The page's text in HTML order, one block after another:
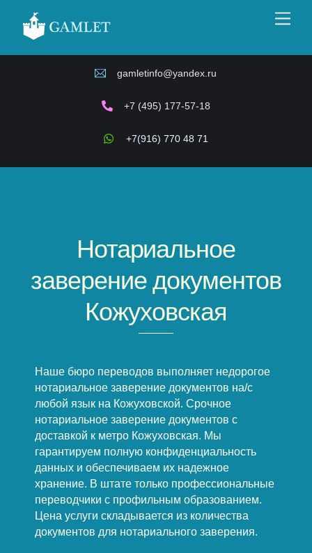
content
gamletinfo@yandex.ru
+7 (495) 177-57-18
+7(916) 770 48 71
Нотариальное
заверение документов
Кожуховская
Наше бюро переводов выполняет недорогое
нотариальное заверение документов на/с
любой язык на Кожуховской. Срочное
нотариальное заверение документов с
доставкой к метро Кожуховская. Мы
гарантируем полную конфиденциальность
данных и обеспечиваем их надежное
хранение. В штате только профессиональные
переводчики с профильным образованием.
Цена услуги складывается из количества
документов для нотариального заверения.